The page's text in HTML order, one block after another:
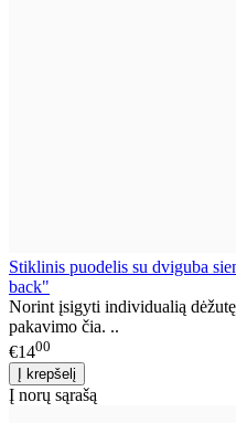
Stiklinis puodelis su dviguba
back"
Norint įsigyti individualią
pakavimo čia. ..
€1400
Į norų sąrašą